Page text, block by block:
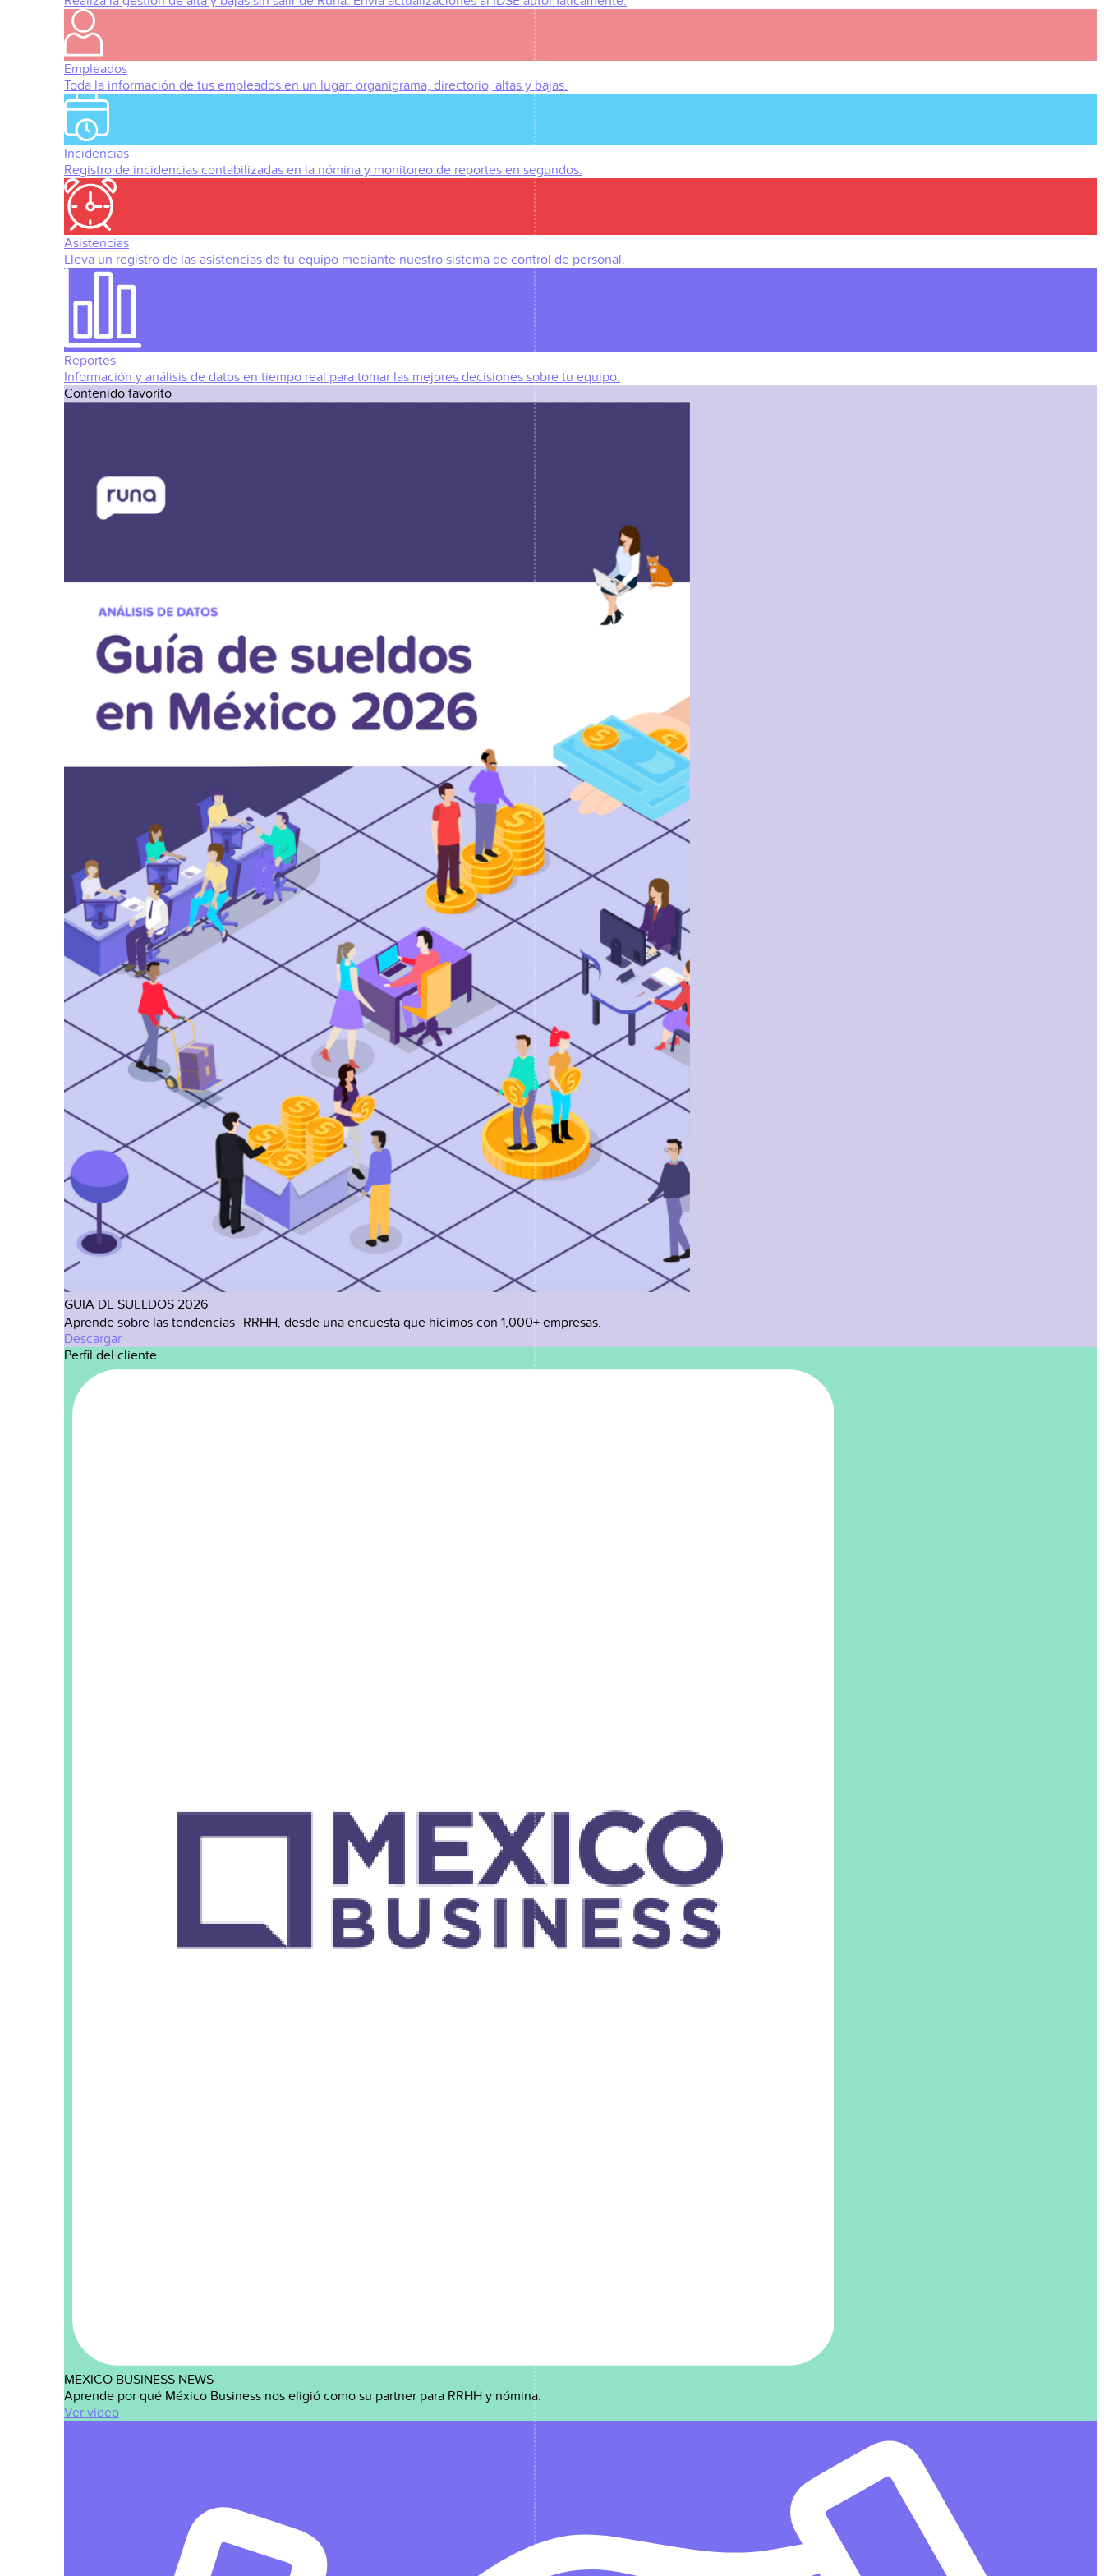
Empleados
Toda la información de tus empleados en un lugar: organigrama, directorio, altas y bajas.
Incidencias
Registro de incidencias contabilizadas en la nómina y monitoreo de reportes en segundos.
Asistencias
Lleva un registro de las asistencias de tu equipo mediante nuestro sistema de control de personal.
Reportes
Información y análisis de datos en tiempo real para tomar las mejores decisiones sobre tu equipo.
Contenido favorito
GUIA DE SUELDOS 2026
Aprende sobre las tendencias RRHH, desde una encuesta que hicimos con 1,000+ empresas.
Descargar
Perfil del cliente
MEXICO BUSINESS NEWS
Aprende por qué México Business nos eligió como su partner para RRHH y nómina.
Ver video